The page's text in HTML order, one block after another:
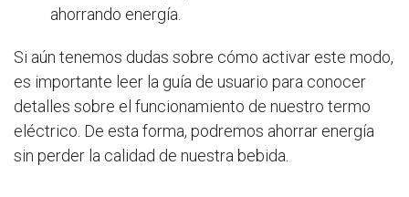
ahorrando energía.
Si aún tenemos dudas sobre cómo activar este modo,
es importante leer la guía de usuario para conocer
detalles sobre el funcionamiento de nuestro termo
eléctrico. De esta forma, podremos ahorrar energía
sin perder la calidad de nuestra bebida.